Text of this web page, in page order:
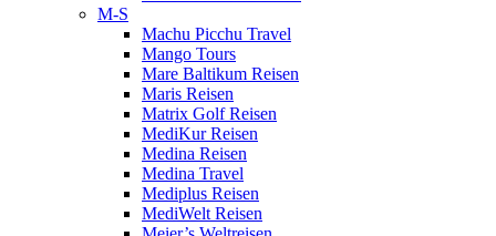
M-S
Machu Picchu Travel
Mango Tours
Mare Baltikum Reisen
Maris Reisen
Matrix Golf Reisen
MediKur Reisen
Medina Reisen
Medina Travel
Mediplus Reisen
MediWelt Reisen